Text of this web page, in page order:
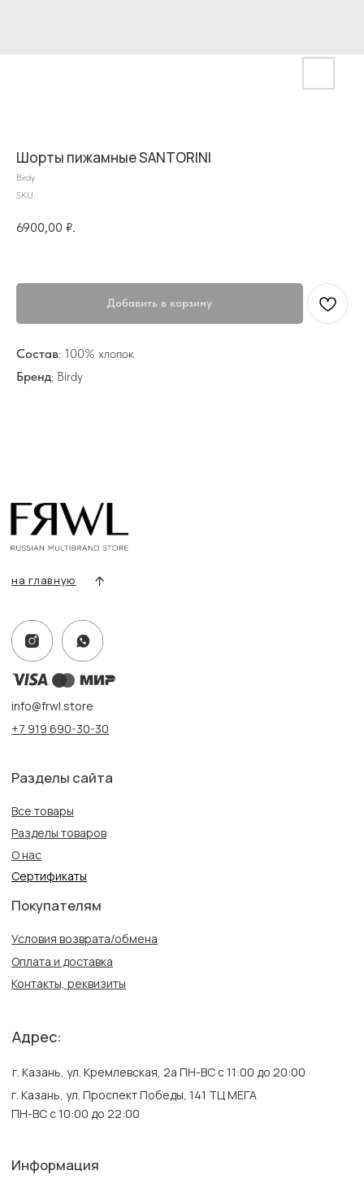
Шорты пижамные SANTORINI
Birdy
SKU:
6900,00 ₽.
Добавить в корзину
Состав: 100% хлопок
Бренд: Birdy
Разделы сайта
Оплата и доставка
Контакты, реквизиты
Информация
Политика конфиденциальности
Публичная оферта
Создание сайта
на главную
г. Казань, ул. Кремлевская, 2а ПН-ВС с 11:00 до 20:00
info@frwl.store